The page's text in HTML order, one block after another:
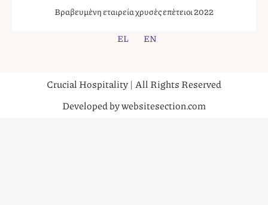
Βραβευμένη εταιρεία χρυσές επέτειοι 2022
EL EN
Crucial Hospitality | All Rights Reserved
Developed by websitesection.com